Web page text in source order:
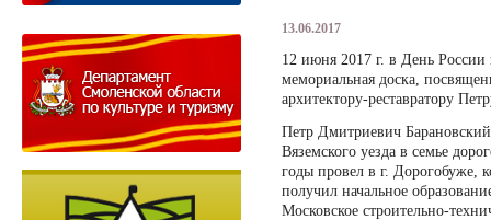
13.06.2017
12 июня 2017 г. в День
мемориальная доска,
архитектору-реставратору
Петр Дмитриевич
Вяземского уезда в семье
годы провел в г. Дорогобуже,
получил начальное
Московское строительно-